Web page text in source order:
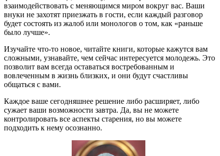
взаимодействовать с меняющимся миром вокруг вас. Ваши
внуки не захотят приезжать в гости, если каждый разговор
будет состоять из жалоб или монологов о том, как «раньше
было лучше».
Изучайте что-то новое, читайте книги, которые кажутся вам
сложными, узнавайте, чем сейчас интересуется молодежь. Это
позволит вам всегда оставаться востребованным и
вовлеченным в жизнь близких, и они будут счастливы
общаться с вами.
Каждое ваше сегодняшнее решение либо расширяет, либо
сужает ваши возможности завтра. Да, вы не можете
контролировать все аспекты старения, но вы можете
подходить к нему осознанно.